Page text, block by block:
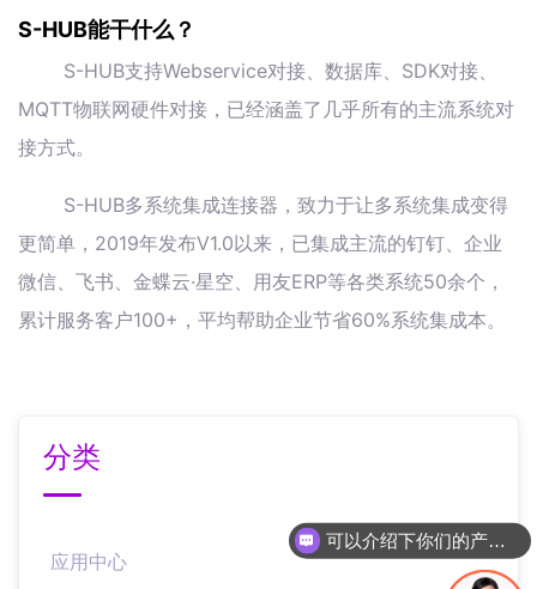
S-HUB能干什么？
S-HUB支持Webservice对接、数据库、SDK对接、
MQTT物联网硬件对接，已经涵盖了几乎所有的主流系统对
接方式。
S-HUB多系统集成连接器，致力于让多系统集成变得
更简单，2019年发布V1.0以来，已集成主流的钉钉、企业
微信、飞书、金蝶云·星空、用友ERP等各类系统50余个，
累计服务客户100+，平均帮助企业节省60%系统集成本。
分类
应用中心
可以介绍下你们的产品么